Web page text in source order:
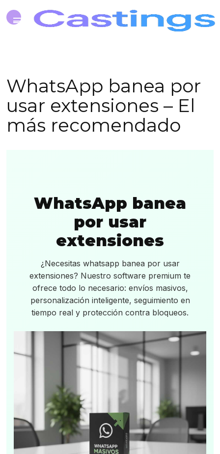
WhatsApp banea por
usar extensiones – El
más recomendado
WhatsApp banea
por usar
extensiones
¿Necesitas whatsapp banea por usar
extensiones? Nuestro software premium te
ofrece todo lo necesario: envíos masivos,
personalización inteligente, seguimiento en
tiempo real y protección contra bloqueos.